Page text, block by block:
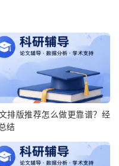
排版推荐怎么做更靠谱？经
结